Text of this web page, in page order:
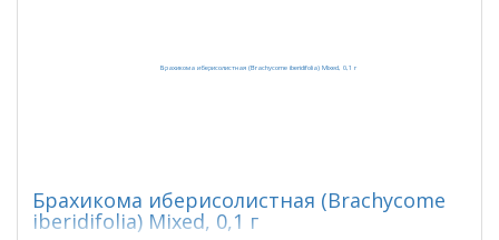
Брахикома иберисолистная (Brachycome
iberidifolia) Mixed, 0,1 г